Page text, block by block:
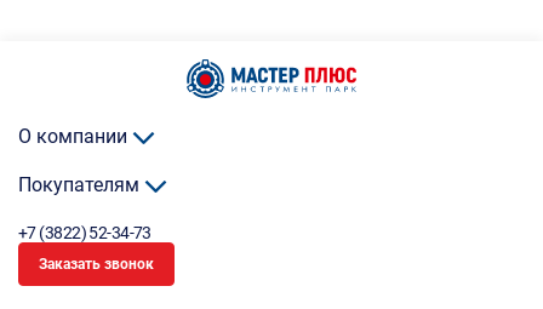
О компании
Покупателям
+7 (3822) 52-34-73
Заказать звонок